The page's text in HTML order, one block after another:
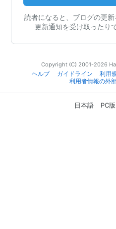
読者になると、ブログの更新
更新通知を受け取ったり
Copyright (C) 2001-2026
ヘルプ
ガイドライン 利用
利用者情報の外
日本語 PC版